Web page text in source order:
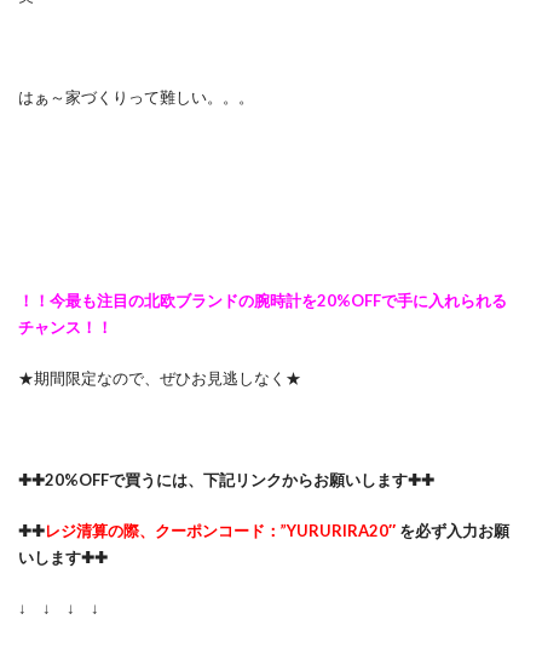
はぁ～家づくりって難しい。。。
！！今最も注目の北欧ブランドの腕時計を20%OFFで手に入れられる
チャンス！！
★期間限定なので、ぜひお見逃しなく★
✚✚20%OFFで買うには、下記リンクからお願いします✚✚
✚✚レジ清算の際、クーポンコード：”YURURIRA20″ を必ず入力お願
いします✚✚
↓ ↓ ↓ ↓